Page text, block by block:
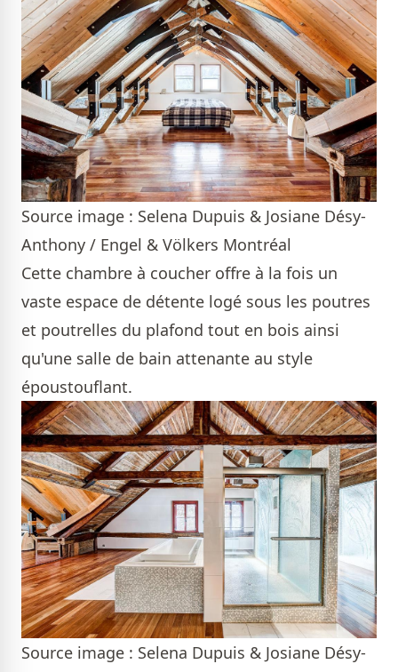
Source image : Selena Dupuis & Josiane Désy-
Anthony / Engel & Völkers Montréal
Cette chambre à coucher offre à la fois un
vaste espace de détente logé sous les poutres
et poutrelles du plafond tout en bois ainsi
qu'une salle de bain attenante au style
époustouflant.
Source image : Selena Dupuis & Josiane Désy-